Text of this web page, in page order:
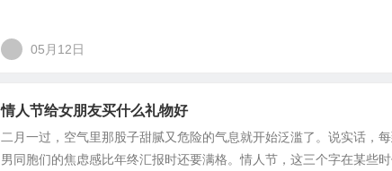
05月12日
情人节给女朋友买什么礼物好
二月一过，空气里那股子甜腻又危险的气息就开始泛滥了。说实话，每
男同胞们的焦虑感比年终汇报时还要满格。情人节，这三个字在某些